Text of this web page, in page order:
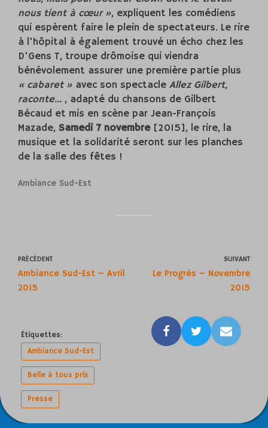
nous tient à cœur », expliquent les comédiens
qui espèrent faire le plein de spectateurs. Le rire
à l’hôpital à également trouvé un écho chez les
D’Gens T, troupe drômoise qui viendra
bénévolement assurer une première partie plus
« cabaret » avec son spectacle Allez Gilbert,
raconte… , adapté du chansons de Gilbert
Bécaud et mis en scène par Jean-François
Mazade, Samedi 7 novembre[2015], le rire, la
musique et la solidarité seront sur les planches
de la salle des fêtes !
Ambiance Sud-Est
PRÉCÉDENT
Ambiance Sud-Est – Avril
2015
SUIVANT
Le Progrès – Novembre
2015
Étiquettes:
Ambiance Sud-Est
Belle à tous prix
Presse